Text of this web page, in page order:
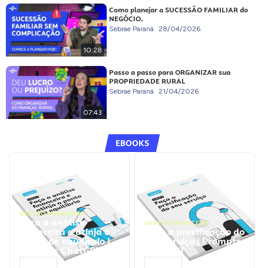
10:28
Como planejar a SUCESSÃO FAMILIAR do
NEGÓCIO.
Sebrae Paraná 28/04/2026
07:43
Passo a passo para ORGANIZAR sua
PROPRIEDADE RURAL
Sebrae Paraná 21/04/2026
EBOOKS
GESTÃO FINANCEIRA
Faça a análise
financeira e atinja o
ponto de equilíbrio |
Prompts ChatGPT
GESTÃO FINANCEIRA
Faça a precificação do
seu serviço | Prompts
ChatGPT